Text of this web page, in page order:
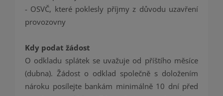
- OSVČ, které poklesly příjmy z důvodu uzavření
provozovny
Kdy podat žádost
O odkladu splátek se uvažuje od příštího měsíce
(dubna). Žádost o odklad společně s doložením
nároku posílejte bankám minimálně 10 dní před